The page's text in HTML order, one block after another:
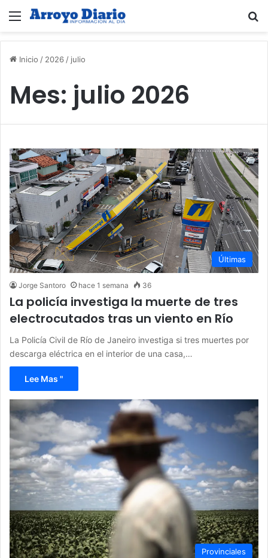
Menú
Inicio / 2026 / julio
Mes: julio 2026
Últimas
Jorge Santoro hace 1 semana 36
La policía investiga la muerte de tres
electrocutados tras un viento en Río
La Policía Civil de Río de Janeiro investiga si tres muertes por
descarga eléctrica en el interior de una casa,…
Lee Mas "
Provinciales